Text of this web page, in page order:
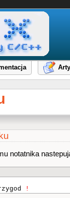
notatnika
!